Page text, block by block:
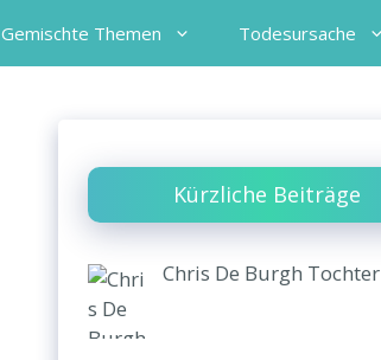
Gemischte Themen Todesursache
Kürzliche Beiträge
Chris De Burgh Tochter